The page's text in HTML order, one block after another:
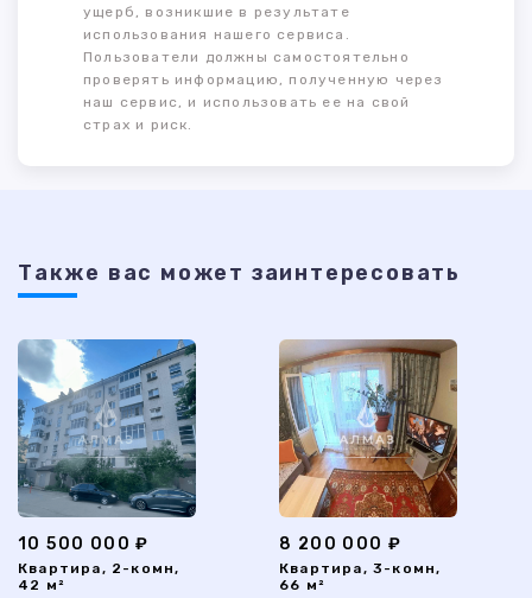
ущерб, возникшие в результате
использования нашего сервиса.
Пользователи должны самостоятельно
проверять информацию, полученную через
наш сервис, и использовать ее на свой
страх и риск.
Также ваc может заинтересовать
10 500 000 ₽
Квартира, 2-комн,
42 м²
8 200 000 ₽
Квартира, 3-комн,
66 м²